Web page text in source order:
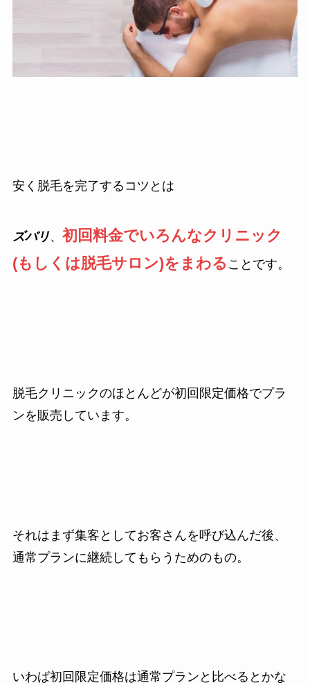
安く脱毛を完了するコツとは
ズバリ、 初回料金でいろんなクリニック
(もしくは脱毛サロン)をまわる ことです。
脱毛クリニックのほとんどが初回限定価格でプラ
ンを販売しています。
それはまず集客としてお客さんを呼び込んだ後、
通常プランに継続してもらうためのもの。
いわば初回限定価格は通常プランと比べるとかな